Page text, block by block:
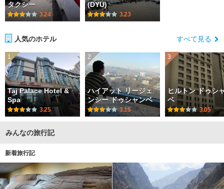
タクシー
3.24
(DYU)
3.23
人気のホテル すべて見る
1
Taj Palace Hotel &
Spa
3.25
2
ハイアット リージェ
ンシー ドゥシャンベ
3.15
3
ヒルトン ドゥシ
ベ
3.05
みんなの旅行記
新着旅行記